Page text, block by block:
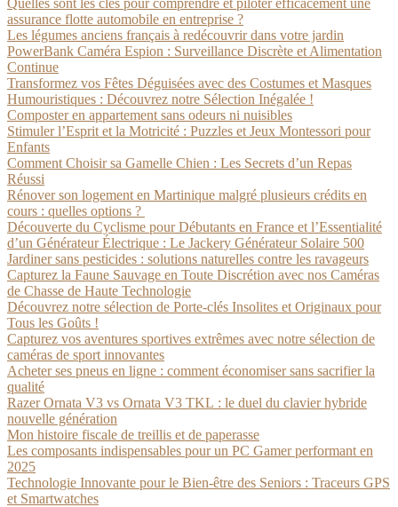
Quelles sont les clés pour comprendre et piloter efficacement une
assurance flotte automobile en entreprise ?
Les légumes anciens français à redécouvrir dans votre jardin
PowerBank Caméra Espion : Surveillance Discrète et Alimentation
Continue
Transformez vos Fêtes Déguisées avec des Costumes et Masques
Humouristiques : Découvrez notre Sélection Inégalée !
Composter en appartement sans odeurs ni nuisibles
Stimuler l’Esprit et la Motricité : Puzzles et Jeux Montessori pour
Enfants
Comment Choisir sa Gamelle Chien : Les Secrets d’un Repas
Réussi
Rénover son logement en Martinique malgré plusieurs crédits en
cours : quelles options ?
Découverte du Cyclisme pour Débutants en France et l’Essentialité
d’un Générateur Électrique : Le Jackery Générateur Solaire 500
Jardiner sans pesticides : solutions naturelles contre les ravageurs
Capturez la Faune Sauvage en Toute Discrétion avec nos Caméras
de Chasse de Haute Technologie
Découvrez notre sélection de Porte-clés Insolites et Originaux pour
Tous les Goûts !
Capturez vos aventures sportives extrêmes avec notre sélection de
caméras de sport innovantes
Acheter ses pneus en ligne : comment économiser sans sacrifier la
qualité
Razer Ornata V3 vs Ornata V3 TKL : le duel du clavier hybride
nouvelle génération
Mon histoire fiscale de treillis et de paperasse
Les composants indispensables pour un PC Gamer performant en
2025
Technologie Innovante pour le Bien-être des Seniors : Traceurs GPS
et Smartwatches